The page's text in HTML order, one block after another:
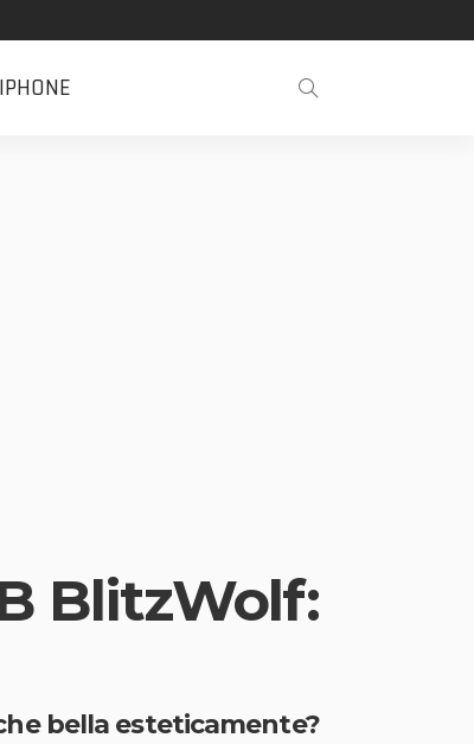
IPHONE
BlitzWolf:
bella esteticamente?